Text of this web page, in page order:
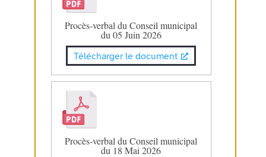
Procès-verbal du Conseil municipal
du 05 Juin 2026
Télécharger le document
Procès-verbal du Conseil municipal
du 18 Mai 2026